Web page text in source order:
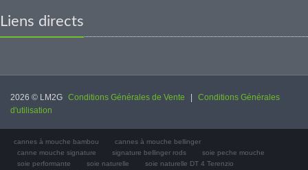
Liens directs
2026 © LM2G Conditions Générales de Vente
Conditions Générales
d'utilisation
cannes à mouche bambou
cannes à mouche bellinger
canne mouche signature
signature bellinger rods
soie peche mouche
soie performante
soie naturelle
soie naturelle DT 4 Terenzio